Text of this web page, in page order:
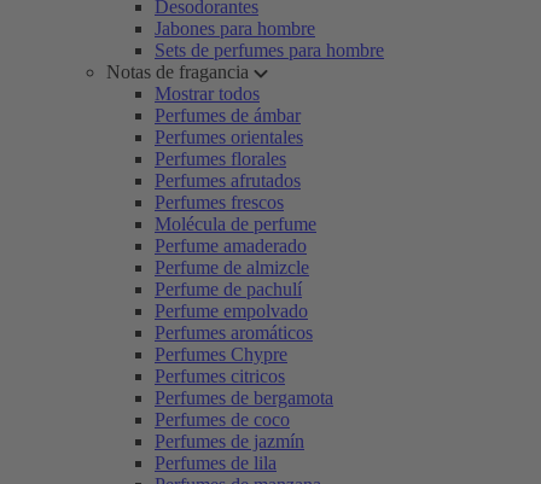
Desodorantes
Jabones para hombre
Sets de perfumes para hombre
Notas de fragancia
Mostrar todos
Perfumes de ámbar
Perfumes orientales
Perfumes florales
Perfumes afrutados
Perfumes frescos
Molécula de perfume
Perfume amaderado
Perfume de almizcle
Perfume de pachulí
Perfume empolvado
Perfumes aromáticos
Perfumes Chypre
Perfumes citricos
Perfumes de bergamota
Perfumes de coco
Perfumes de jazmín
Perfumes de lila